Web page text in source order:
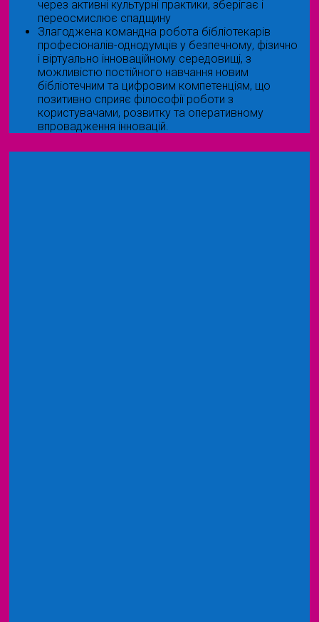
через активні культурні практики, зберігає і
переосмислює спадщину
Злагоджена командна робота бібліотекарів
професіоналів-однодумців у безпечному, фізично
і віртуально інноваційному середовищі, з
можливістю постійного навчання новим
бібліотечним та цифровим компетенціям, що
позитивно сприяє філософії роботи з
користувачами, розвитку та оперативному
впровадження інновацій.